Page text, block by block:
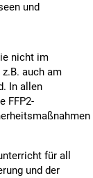
und
nicht im
auch am
In allen
FFP2-
für all
und der